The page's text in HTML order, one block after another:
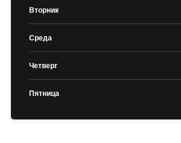
Вторник
Среда
Четверг
Пятница